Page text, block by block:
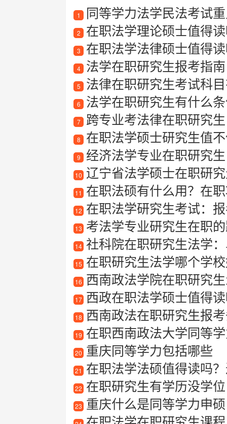
1 同等学力法学民法考试
2 在职法学理论硕士值得
3 在职法学法律硕士值得读
4 法学在职研究生报考指
5 法律在职研究生考试科目
6 法学在职研究生有什么
7 跨专业考法律在职研究生
8 在职法学硕士研究生值
9 经济法学专业在职研究生
10 辽宁省法学硕士在职研
11 在职法硕有什么用？在
12 在职法学研究生考试：
13 考法学专业研究生在职
14 社科院在职研究生法学
15 在职研究生法学哪个学
16 西南政法学院在职研究
17 西政在职法学硕士值得
18 西南政法在职研究生报
19 在职西南政法大学同等
20 重庆同等学力包括哪些
21 在职法学法硕值得读吗？过
22 在职研究生有学历没学位
23 重庆什么是同等学力申硕